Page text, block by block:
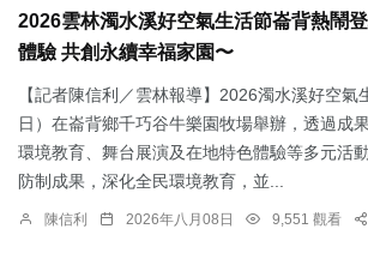
2026雲林濁水溪好空氣生活節崙背熱鬧
體驗 共創永續幸福家園〜
【記者陳信利／雲林報導】2026濁水溪好空氣
日）在崙背鄉千巧谷牛樂園牧場舉辦，透過成
環境教育、舞台展演及在地特色體驗等多元活
防制成果，深化全民環境教育，並...
陳信利 2026年八月08日 9,551 觀看